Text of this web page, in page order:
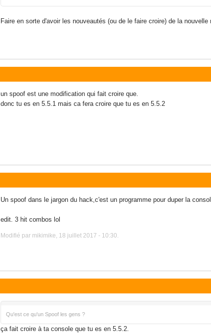
Faire en sorte d'avoir les nouveautés (ou de le faire croire) de la
un spoof est une modification qui fait croire que.
donc tu es en 5.5.1 mais ca fera croire que tu es en 5.5.2
Un spoof dans le jargon du hack,c'est un programme pour duper la
edit. 3 hit combos lol
Modifié par mikimike, 18 juillet 2017 - 10:30.
Qu'est ce qu'un Spoof les gens ?
ça fait croire à ta console que tu es en 5.5.2.